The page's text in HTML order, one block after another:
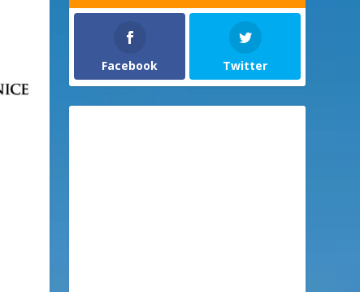
Facebook Twitter